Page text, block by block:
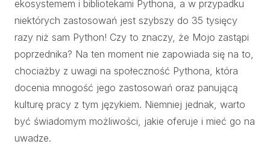
ekosystemem i bibliotekami Pythona, a w przypadku
niektórych zastosowań jest szybszy do 35 tysięcy
razy niż sam Python! Czy to znaczy, że Mojo zastąpi
poprzednika? Na ten moment nie zapowiada się na to,
chociażby z uwagi na społeczność Pythona, która
docenia mnogość jego zastosowań oraz panującą
kulturę pracy z tym językiem. Niemniej jednak, warto
być świadomym możliwości, jakie oferuje i mieć go na
uwadze.